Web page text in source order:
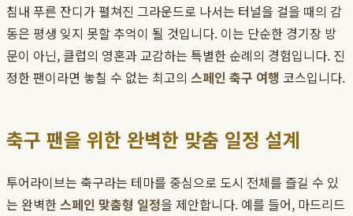
침내 푸른 잔디가 펼쳐진 그라운드로 나서는 터널을 걸을 때의 감
동은 평생 잊지 못할 추억이 될 것입니다. 이는 단순한 경기장 방
문이 아닌, 클럽의 영혼과 교감하는 특별한 순례의 경험입니다. 진
정한 팬이라면 놓칠 수 없는 최고의 스페인 축구 여행 코스입니다.
축구 팬을 위한 완벽한 맞춤 일정 설계
투어라이브는 축구라는 테마를 중심으로 도시 전체를 즐길 수 있
는 완벽한스페인 맞춤형 일정을 제안합니다. 예를 들어, 마드리드